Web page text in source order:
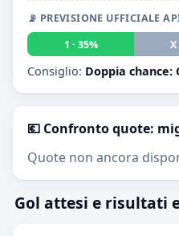
📡 PREVISIONE UFFICIALE
1 · 35%
X
Consiglio: Doppia
💶 Confronto quote:
Quote non ancora
Gol attesi e risultati